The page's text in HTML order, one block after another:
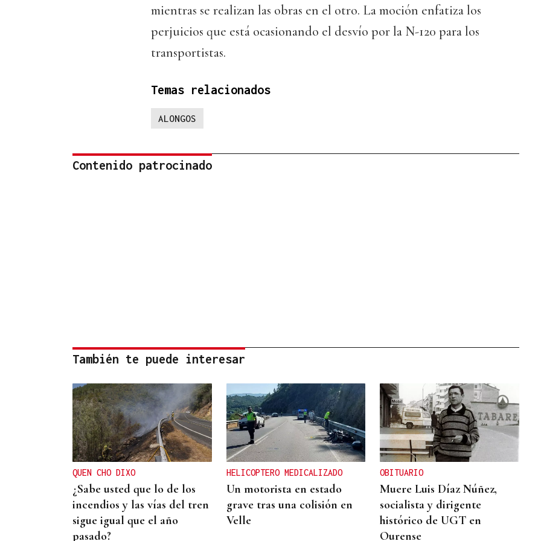
mientras se realizan las obras en el otro. La moción enfatiza los
perjuicios que está ocasionando el desvío por la N-120 para los
transportistas.
Temas relacionados
ALONGOS
Contenido patrocinado
También te puede interesar
QUEN CHO DIXO
¿Sabe usted que lo de los
incendios y las vías del tren
sigue igual que el año
pasado?
HELICOPTERO MEDICALIZADO
Un motorista en estado
grave tras una colisión en
Velle
OBITUARIO
Muere Luis Díaz Núñez,
socialista y dirigente
histórico de UGT en
Ourense